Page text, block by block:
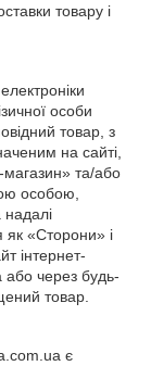
товару і
особи
товар, з
на сайті,
та/або
особою,
надалі
як «Сторони» і
інтернет-
або через будь-
товар.
є